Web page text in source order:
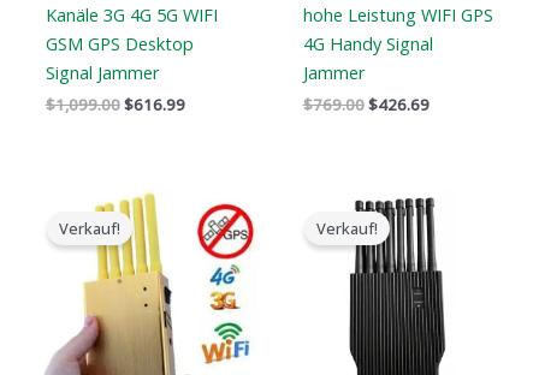
Kanäle 3G 4G 5G WIFI
GSM GPS Desktop
Signal Jammer
$1,099.00$616.99
hohe Leistung WIFI GPS
4G Handy Signal
Jammer
$769.00$426.69
Verkauf!
Der
ursprüngliche
Preis
war:
$399.00.
aktuelle
Preis
$209.88.
Verkauf!
Der
ursprüngliche
Preis
war:
$1,699.00.$999.99.